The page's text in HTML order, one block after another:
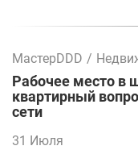
МастерDDD /
Рабочее место в
квартирный
сети
31 Июля